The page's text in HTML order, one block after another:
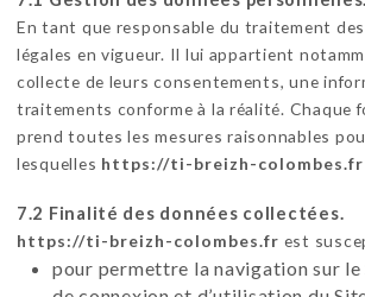
En tant que responsable du traitement
légales en vigueur. Il lui appartient
collecte de leurs consentements, une
traitements conforme à la réalité. Chaque
prend toutes les mesures raisonnables
lesquelles https://ti-breizh-colombes.fr
7.2 Finalité des données collectées.
https://ti-breizh-colombes.fr est
pour permettre la navigation sur